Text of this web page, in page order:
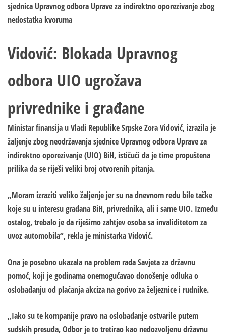
sjednica Upravnog odbora Uprave za indirektno oporezivanje zbog
nedostatka kvoruma
Vidović: Blokada Upravnog
odbora UIO ugrožava
privrednike i građane
Ministar finansija u Vladi Republike Srpske Zora Vidović, izrazila je
žaljenje zbog neodržavanja sjednice Upravnog odbora Uprave za
indirektno oporezivanje (UIO) BiH, ističući da je time propuštena
prilika da se riješi veliki broj otvorenih pitanja.
„Moram izraziti veliko žaljenje jer su na dnevnom redu bile tačke
koje su u interesu građana BiH, privrednika, ali i same UIO. Između
ostalog, trebalo je da riješimo zahtjev osoba sa invaliditetom za
uvoz automobila“, rekla je ministarka Vidović.
Ona je posebno ukazala na problem rada Savjeta za državnu
pomoć, koji je godinama onemogućavao donošenje odluka o
oslobađanju od plaćanja akciza na gorivo za željeznice i rudnike.
„Iako su te kompanije pravo na oslobađanje ostvarile putem
sudskih presuda, Odbor je to tretirao kao nedozvoljenu državnu